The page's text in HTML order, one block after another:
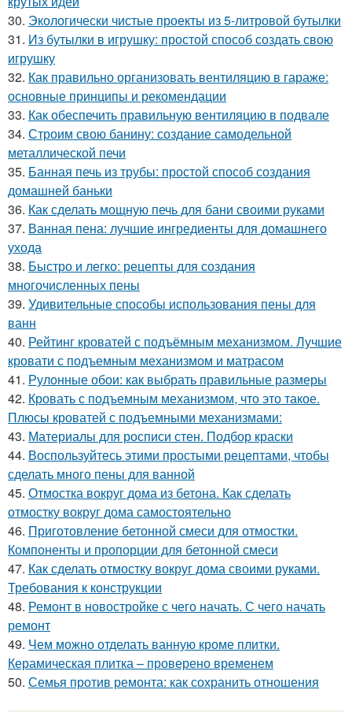
30. Экологически чистые проекты из 5-литровой бутылки
31. Из бутылки в игрушку: простой способ создать свою
игрушку
32. Как правильно организовать вентиляцию в гараже:
основные принципы и рекомендации
33. Как обеспечить правильную вентиляцию в подвале
34. Строим свою банину: создание самодельной
металлической печи
35. Банная печь из трубы: простой способ создания
домашней баньки
36. Как сделать мощную печь для бани своими руками
37. Ванная пена: лучшие ингредиенты для домашнего
ухода
38. Быстро и легко: рецепты для создания
многочисленных пены
39. Удивительные способы использования пены для
ванн
40. Рейтинг кроватей с подъёмным механизмом. Лучшие
кровати с подъемным механизмом и матрасом
41. Рулонные обои: как выбрать правильные размеры
42. Кровать с подъемным механизмом, что это такое.
Плюсы кроватей с подъемными механизмами:
43. Материалы для росписи стен. Подбор краски
44. Воспользуйтесь этими простыми рецептами, чтобы
сделать много пены для ванной
45. Отмостка вокруг дома из бетона. Как сделать
отмостку вокруг дома самостоятельно
46. Приготовление бетонной смеси для отмостки.
Компоненты и пропорции для бетонной смеси
47. Как сделать отмостку вокруг дома своими руками.
Требования к конструкции
48. Ремонт в новостройке с чего начать. С чего начать
ремонт
49. Чем можно отделать ванную кроме плитки.
Керамическая плитка – проверено временем
50. Семья против ремонта: как сохранить отношения